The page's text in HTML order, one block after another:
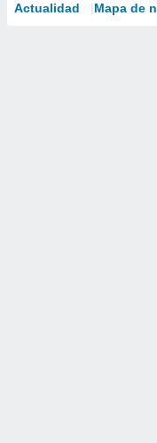
Actualidad Mapa de